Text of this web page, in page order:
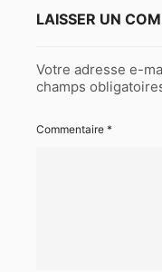
LAISSER UN
Votre adresse e-
champs
Commentaire *